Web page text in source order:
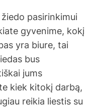
pasirinkimui
gyvenime, kokį
yra biure, tai
bus
jums
kiek kitokį darbą,
reikia liestis su